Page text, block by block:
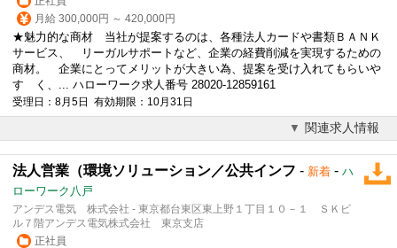
月給 300,000円 ～ 420,000円
★魅力的な商材 当社が提案するのは、各種法人カードや書類ＢＡＮＫ
サービス、 リーガルサポートなど、企業の経費削減を実現するための
商材。 企業にとってメリットが大きい為、提案を受け入れてもらいや
す く、... ハローワーク求人番号 28020-12859161
受理日：8月5日 有効期限：10月31日
関連求人情報
法人営業（環境ソリューション／公共インフ - 新着 - ハ
ローワーク八戸
アンデス電気 株式会社 - 東京都台東区東上野１丁目１０－１ ＳＫビ
ル７階アンデス電気株式会社 東京支店
正社員